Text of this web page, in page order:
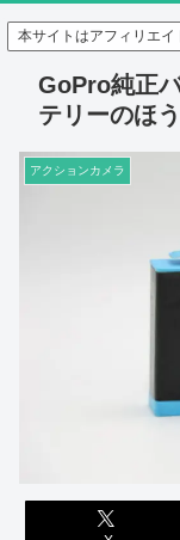
本サイトはアフィリエ
GoPro純正
テリーのほ
アクションカメラ